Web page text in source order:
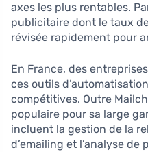
axes les plus rentables.
publicitaire dont le taux
révisée rapidement pour
En France, des
ces outils
compétitives. Outre
populaire pour sa large
incluent la gestion de la
d’emailing et l’analyse